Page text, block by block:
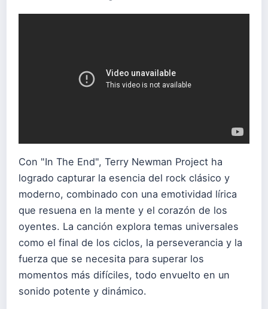
Con "In The End", Terry Newman Project ha
logrado capturar la esencia del rock clásico y
moderno, combinado con una emotividad lírica
que resuena en la mente y el corazón de los
oyentes. La canción explora temas universales
como el final de los ciclos, la perseverancia y la
fuerza que se necesita para superar los
momentos más difíciles, todo envuelto en un
sonido potente y dinámico.